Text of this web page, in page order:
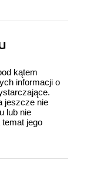
kątem
informacji o
jeszcze nie
lub nie
temat jego